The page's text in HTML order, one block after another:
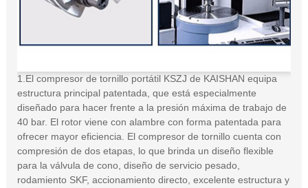
1.El compresor de tornillo portátil KSZJ de KAISHAN equipa
estructura principal patentada, que está especialmente
diseñado para hacer frente a la presión máxima de trabajo de
40 bar. El rotor viene con alambre con forma patentada para
ofrecer mayor eficiencia. El compresor de tornillo cuenta con
compresión de dos etapas, lo que brinda un diseño flexible
para la válvula de cono, diseño de servicio pesado,
rodamiento SKF, accionamiento directo, excelente estructura y